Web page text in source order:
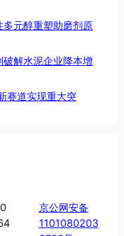
元醇重塑助磨剂原
破解水泥企业降本增
赛道实现重大突
京公网安备
1101080203